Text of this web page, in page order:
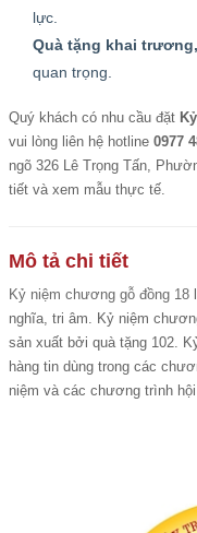
lực.
Quà tặng khai
quan trọng.
Quý khách có nhu cầu đặt
vui lòng liên hệ hotline 0977
ngõ 326 Lê Trọng Tấn,
tiết và xem mẫu thực tế.
Mô tả chi tiết
Kỷ niệm chương gỗ đồng 18
nghĩa, tri âm. Kỷ niệm
sản xuất bởi quà tặng 102.
hàng tin dùng trong các
niệm và các chương trình